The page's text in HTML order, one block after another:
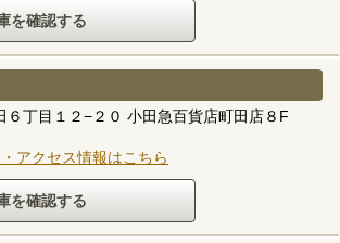
６丁目１２−２０ 小田急百貨店町田店８F
アクセス情報はこちら